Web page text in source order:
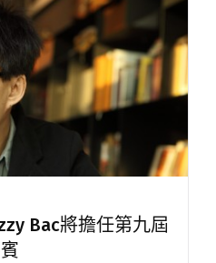
珊妮閱讀全文 "陳珊妮
波的台文詩 因黃耀明驚
Bac將擔任第九屆